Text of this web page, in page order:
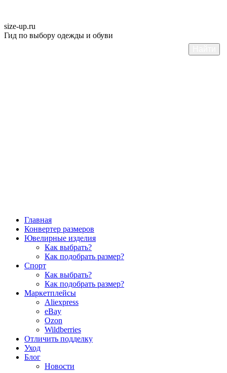
size-up.ru
Гид по выбору одежды и обуви
Главная
Конвертер размеров
Ювелирные изделия
Как выбрать?
Как подобрать размер?
Спорт
Как выбрать?
Как подобрать размер?
Маркетплейсы
Aliexpress
eBay
Ozon
Wildberries
Отличить подделку
Уход
Блог
Новости